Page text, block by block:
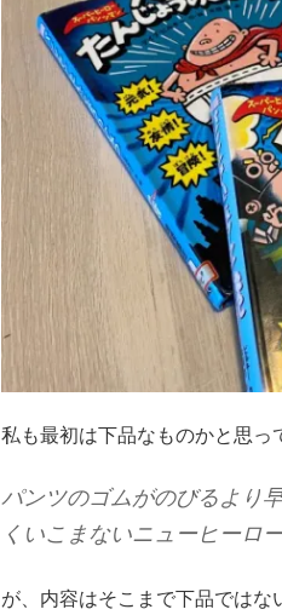
私も最初は下品なものかと思っ
パンツのゴムがのびるより
くいこまないニューヒーロ
が、内容はそこまで下品ではな